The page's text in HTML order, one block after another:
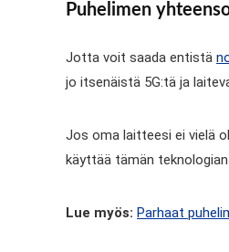
Puhelimen
Jotta voit saada entistä
jo itsenäistä 5G:tä ja
Jos oma laitteesi ei vielä
käyttää tämän
Lue myös: Parhaat